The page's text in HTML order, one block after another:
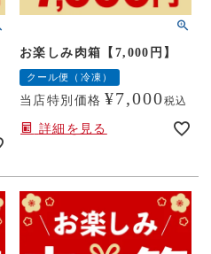
お楽しみ肉箱【7,000円】
クール便（冷凍）
当店特別価格 ¥7,000税込
詳細を見る